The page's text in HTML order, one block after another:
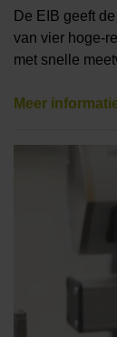
De EIB geeft
van vier hoge-
met snelle
Meer